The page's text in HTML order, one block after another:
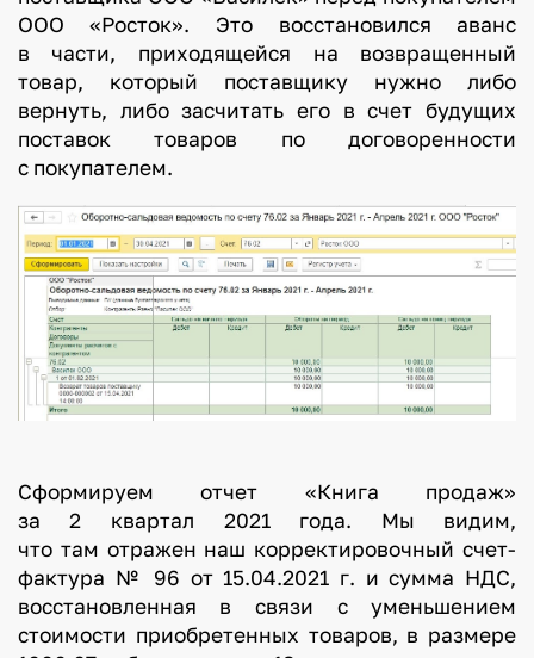
ООО «Росток». Это восстановился аванс
в части, приходящейся на возвращенный
товар, который поставщику нужно либо
вернуть, либо засчитать его в счет будущих
поставок товаров по договоренности
с покупателем.
Сформируем отчет «Книга продаж»
за 2 квартал 2021 года. Мы видим,
что там отражен наш корректировочный счет-
фактура № 96 от 15.04.2021 г. и сумма НДС,
восстановленная в связи с уменьшением
стоимости приобретенных товаров, в размере